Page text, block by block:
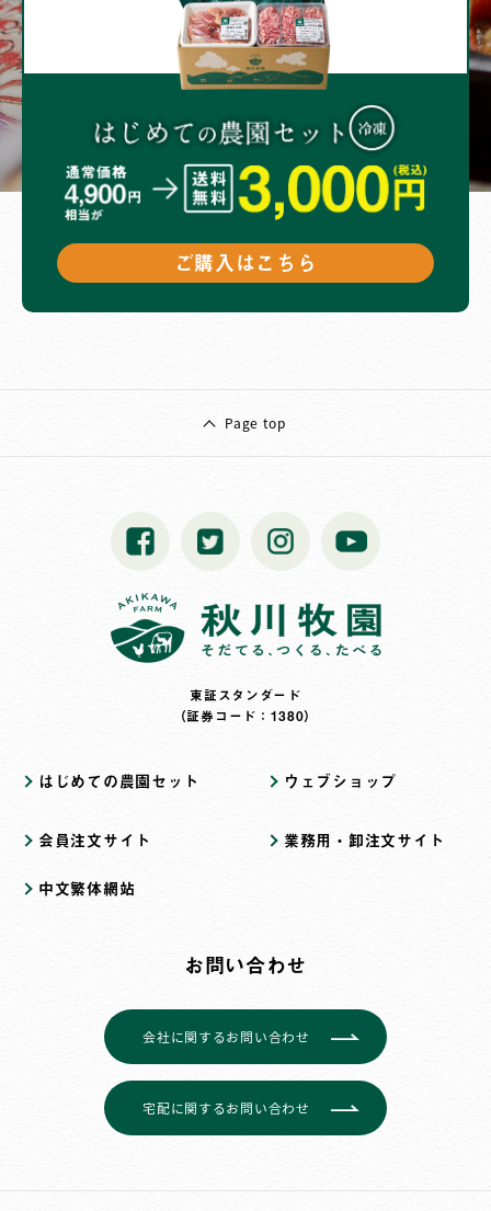
ご購入はこちら
Page top
東証スタンダード
（証券コード：1380）
はじめての農園セット ウェブショップ
会員注文サイト 業務用・卸注文サイト
中文繁体網站
お問い合わせ
会社に関するお問い合わせ
宅配に関するお問い合わせ